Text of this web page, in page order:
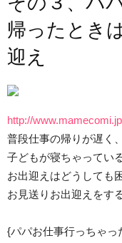
帰ったとき
迎え
http://
普段仕事の帰りが遅く、
子どもが寝ちゃってい
お出迎えはどうしても
お見送りお出迎えをす
{パパお仕事行っちゃっ